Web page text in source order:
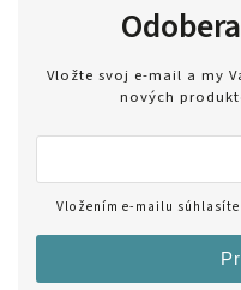
Vložte svoj e-mail a my
nových
Vložením e-mailu súhlasíte